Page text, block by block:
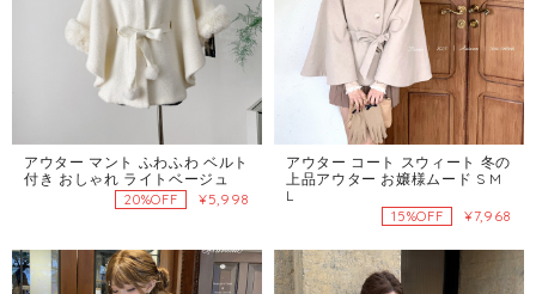
アウター マント ふわふわ ベルト
付き おしゃれ ライトベージュ
20%OFF ¥5,998
アウター コート スウィート 冬の
上品アウター お嬢様ムード S M
L
15%OFF ¥7,968